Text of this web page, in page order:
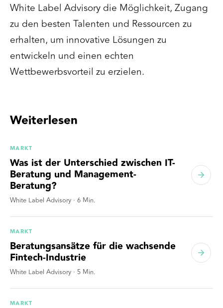
White Label Advisory die Möglichkeit, Zugang
zu den besten Talenten und Ressourcen zu
erhalten, um innovative Lösungen zu
entwickeln und einen echten
Wettbewerbsvorteil zu erzielen.
Weiterlesen
MARKT
Was ist der Unterschied zwischen IT-
Beratung und Management-
Beratung?
White Label Advisory · 6 Min.
MARKT
Beratungsansätze für die wachsende
Fintech-Industrie
White Label Advisory · 5 Min.
MARKT